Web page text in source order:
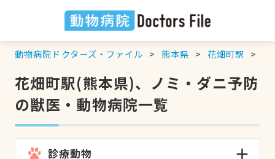
動物病院ドクターズ・ファイル 熊本県 花畑町駅
花畑町駅(熊本県)、ノミ・ダニ予防
の獣医・動物病院一覧
診療動物